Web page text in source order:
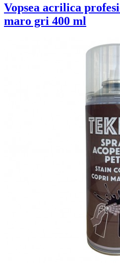
Vopsea acrilica
maro gri 400 ml